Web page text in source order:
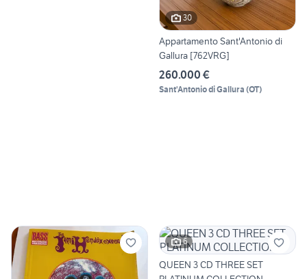
30
Appartamento Sant'Antonio di
Gallura [762VRG]
260.000 €
Sant'Antonio di Gallura (OT)
6
QUEEN 3 CD THREE SET